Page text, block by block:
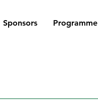
Sponsors Programme